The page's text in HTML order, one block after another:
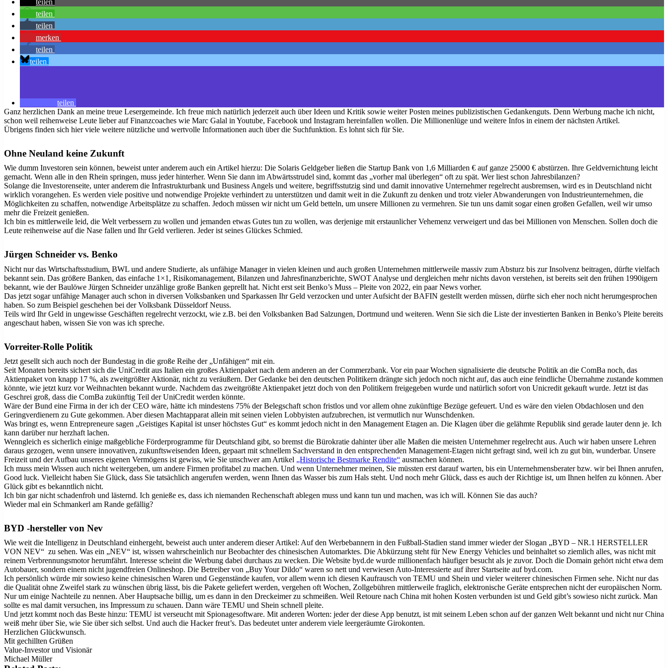
teilen
teilen
merken
teilen
teilen
teilen
Ganz herzlichen Dank an meine treue Lesergemeinde. Ich freue mich natürlich jederzeit auch über Ideen und Kritik sowie weiter Posten meines publizistischen Gedankenguts. Denn Werbung mache ich nicht,
schon weil reihenweise Leute lieber auf Finanzcoaches wie Marc Galal in Youtube, Facebook und Instagram hereinfallen wollen. Die Millionenlüge und weitere Infos in einem der nächsten Artikel.
Übrigens finden sich hier viele weitere nützliche und wertvolle Informationen auch über die Suchfunktion. Es lohnt sich für Sie.
Ohne Neuland keine Zukunft
Wie dumm Investoren sein können, beweist unter anderem auch ein Artikel hierzu: Die Solaris Geldgeber ließen die Startup Bank von 1,6 Milliarden € auf ganze 25000 € abstürzen. Ihre Geldvernichtung leicht
gemacht. Wenn alle in den Rhein springen, muss jeder hinterher. Wenn Sie dann im Abwärtsstrudel sind, kommt das „vorher mal überlegen“ oft zu spät. Wer liest schon Jahresbilanzen?
Solange die Investorenseite, unter anderem die Infrastrukturbank und Business Angels und weitere, begriffsstutzig sind und damit innovative Unternehmer regelrecht ausbremsen, wird es in Deutschland nicht
wirklich vorangehen. Es werden viele positive und notwendige Projekte verhindert zu unterstützen und damit weit in die Zukunft zu denken und trotz vieler Abwanderungen von Industrieunternehmen, die
Möglichkeiten zu schaffen, notwendige Arbeitsplätze zu schaffen. Jedoch müssen wir nicht um Geld betteln, um unsere Millionen zu vermehren. Sie tun uns damit sogar einen großen Gefallen, weil wir umso
mehr die Freizeit genießen.
Ich bin es mittlerweile leid, die Welt verbessern zu wollen und jemanden etwas Gutes tun zu wollen, was derjenige mit erstaunlicher Vehemenz verweigert und das bei Millionen von Menschen. Sollen doch die
Leute reihenweise auf die Nase fallen und Ihr Geld verlieren. Jeder ist seines Glückes Schmied.
Jürgen Schneider vs. Benko
Nicht nur das Wirtschaftsstudium, BWL und andere Studierte, als unfähige Manager in vielen kleinen und auch großen Unternehmen mittlerweile massiv zum Absturz bis zur Insolvenz beitragen, dürfte vielfach
bekannt sein. Das größere Banken, das einfache 1×1, Risikomanagement, Bilanzen und Jahresfinanzberichte, SWOT Analyse und dergleichen mehr nichts davon verstehen, ist bereits seit den frühen 1990igern
bekannt, wie der Baulöwe Jürgen Schneider unzählige große Banken geprellt hat. Nicht erst seit Benko’s Muss – Pleite von 2022, ein paar News vorher.
Das jetzt sogar unfähige Manager auch schon in diversen Volksbanken und Sparkassen Ihr Geld verzocken und unter Aufsicht der BAFIN gestellt werden müssen, dürfte sich eher noch nicht herumgesprochen
haben. So zum Beispiel geschehen bei der Volksbank Düsseldorf Neuss.
Teils wird Ihr Geld in ungewisse Geschäften regelrecht verzockt, wie z.B. bei den Volksbanken Bad Salzungen, Dortmund und weiteren. Wenn Sie sich die Liste der investierten Banken in Benko’s Pleite bereits
angeschaut haben, wissen Sie von was ich spreche.
Vorreiter-Rolle Politik
Jetzt gesellt sich auch noch der Bundestag in die große Reihe der „Unfähigen“ mit ein.
Seit Monaten bereits sichert sich die UniCredit aus Italien ein großes Aktienpaket nach dem anderen an der Commerzbank. Vor ein paar Wochen signalisierte die deutsche Politik an die ComBa noch, das
Aktienpaket von knapp 17 %, als zweitgrößter Aktionär, nicht zu veräußern. Der Gedanke bei den deutschen Politikern drängte sich jedoch noch nicht auf, das auch eine feindliche Übernahme zustande kommen
könnte, wie jetzt kurz vor Weihnachten bekannt wurde. Nachdem das zweitgrößte Aktienpaket jetzt doch von den Politikern freigegeben wurde und natürlich sofort von Unicredit gekauft wurde. Jetzt ist das
Geschrei groß, dass die ComBa zukünftig Teil der UniCredit werden könnte.
Wäre der Bund eine Firma in der ich der CEO wäre, hätte ich mindestens 75% der Belegschaft schon fristlos und vor allem ohne zukünftige Bezüge gefeuert. Und es wäre den vielen Obdachlosen und den
Geringverdienern zu Gute gekommen. Aber diesen Machtapparat allein mit seinen vielen Lobbyisten aufzubrechen, ist vermutlich nur Wunschdenken.
Was bringt es, wenn Entrepreneure sagen „Geistiges Kapital ist unser höchstes Gut“ es kommt jedoch nicht in den Management Etagen an. Die Klagen über die gelähmte Republik sind gerade lauter denn je. Ich
kann darüber nur herzhaft lachen.
Wenngleich es sicherlich einige maßgebliche Förderprogramme für Deutschland gibt, so bremst die Bürokratie dahinter über alle Maßen die meisten Unternehmer regelrecht aus. Auch wir haben unsere Lehren
daraus gezogen, wenn unsere innovativen, zukunftsweisenden Ideen, gepaart mit schnellem Sachverstand in den entsprechenden Management-Etagen nicht gefragt sind, weil ich zu gut bin, wunderbar. Unsere
Freizeit und der Aufbau unseres eigenen Vermögens ist gewiss, wie Sie unschwer am Artikel „Historische Bestmarke Rendite“ ausmachen können.
Ich muss mein Wissen auch nicht weitergeben, um andere Firmen profitabel zu machen. Und wenn Unternehmer meinen, Sie müssten erst darauf warten, bis ein Unternehmensberater bzw. wir bei Ihnen anrufen,
Good luck. Vielleicht haben Sie Glück, dass Sie tatsächlich angerufen werden, wenn Ihnen das Wasser bis zum Hals steht. Und noch mehr Glück, dass es auch der Richtige ist, um Ihnen helfen zu können. Aber
Glück gibt es bekanntlich nicht.
Ich bin gar nicht schadenfroh und lästernd. Ich genieße es, dass ich niemanden Rechenschaft ablegen muss und kann tun und machen, was ich will. Können Sie das auch?
Wieder mal ein Schmankerl am Rande gefällig?
BYD -hersteller von Nev
Wie weit die Intelligenz in Deutschland einhergeht, beweist auch unter anderem dieser Artikel: Auf den Werbebannern in den Fußball-Stadien stand immer wieder der Slogan „BYD – NR.1 HERSTELLER
VON NEV“ zu sehen. Was ein „NEV“ ist, wissen wahrscheinlich nur Beobachter des chinesischen Automarktes. Die Abkürzung steht für New Energy Vehicles und beinhaltet so ziemlich alles, was nicht mit
reinem Verbrennungsmotor herumfährt. Interesse scheint die Werbung dabei durchaus zu wecken. Die Website byd.de wurde millionenfach häufiger besucht als je zuvor. Doch die Domain gehört nicht etwa dem
Autobauer, sondern einem nicht jugendfreien Onlineshop. Die Betreiber von „Buy Your Dildo“ waren so nett und verwiesen Auto-Interessierte auf ihrer Startseite auf byd.com.
Ich persönlich würde mir sowieso keine chinesischen Waren und Gegenstände kaufen, vor allem wenn ich diesen Kaufrausch von TEMU und Shein und vieler weiterer chinesischen Firmen sehe. Nicht nur das
die Qualität ohne Zweifel stark zu wünschen übrig lässt, bis die Pakete geliefert werden, vergehen oft Wochen, Zollgebühren mittlerweile fraglich, elektronische Geräte entsprechen nicht der europäischen Norm.
Nur um einige Nachteile zu nennen. Aber Hauptsache billig, um es dann in den Dreckeimer zu schmeißen. Weil Retoure nach China mit hohen Kosten verbunden ist und Geld gibt’s sowieso nicht zurück. Man
sollte es mal damit versuchen, ins Impressum zu schauen. Dann wäre TEMU und Shein schnell pleite.
Und jetzt kommt noch das Beste hinzu: TEMU ist verseucht mit Spionagesoftware. Mit anderen Worten: jeder der diese App benutzt, ist mit seinem Leben schon auf der ganzen Welt bekannt und nicht nur China
weiß mehr über Sie, wie Sie über sich selbst. Und auch die Hacker freut’s. Das bedeutet unter anderem viele leergeräumte Girokonten.
Herzlichen Glückwunsch.
Mit gechillten Grüßen
Value-Investor und Visionär
Michael Müller